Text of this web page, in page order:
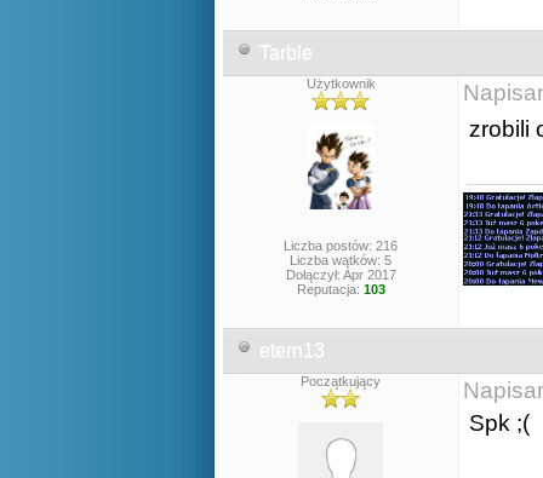
Tarble
Użytkownik
Liczba postów: 216
Liczba wątków: 5
Dołączył: Apr 2017
Reputacja: 103
zrobili
etern13
Początkujący
Spk ;(